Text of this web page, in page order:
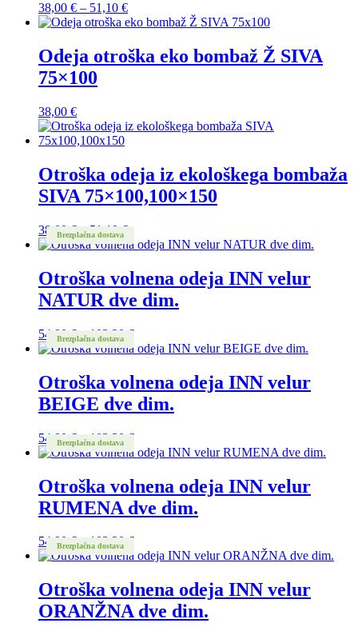
38,00 € – 51,10 €Cenovni
razpon:
38,00 €
do
Odeja otroška eko bombaž Ž SIVA
75×100
38,00 €
Otroška odeja iz ekološkega bombaža
SIVA 75×100,100×150
38,00€ – 51,10€Cenovni
razpon:
38,00 €
do
51,10 €
Brezplačna dostava
Otroška volnena odeja INN velur
NATUR dve dim.
54,90€ – 103,30€Cenovni
razpon:
do
103,30 €
Brezplačna dostava
Otroška volnena odeja INN velur
BEIGE dve dim.
54,90€ – 103,30€Cenovni
razpon:
do
103,30 €
Brezplačna dostava
Otroška volnena odeja INN velur
RUMENA dve dim.
54,90€ – 103,30€Cenovni
razpon:
54,90 €
do
103,30 €
Brezplačna dostava
Otroška volnena odeja INN velur
ORANŽNA dve dim.